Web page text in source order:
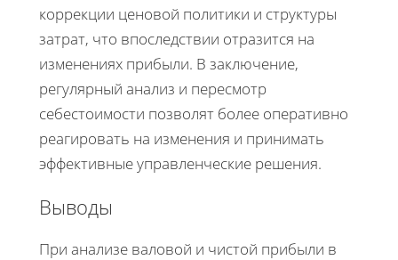
коррекции ценовой политики и структуры
затрат, что впоследствии отразится на
изменениях прибыли. В заключение,
регулярный анализ и пересмотр
себестоимости позволят более оперативно
реагировать на изменения и принимать
эффективные управленческие решения.
Выводы
При анализе валовой и чистой прибыли в